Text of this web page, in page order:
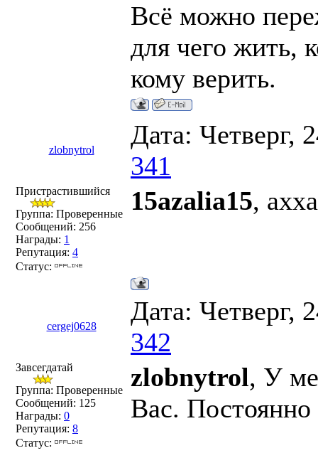
Всё можно
для чего жить,
кому верить.
zlobnytrol
Дата: Четверг,
341
Пристрастившийся
Группа: Проверенные
Сообщений: 256
Награды: 1
Репутация: 4
Статус:
15azalia15,
cergej0628
Дата: Четверг,
342
Завсегдатай
Группа: Проверенные
Сообщений: 125
Награды: 0
Репутация: 8
Статус:
zlobnytrol, У
Вас. Постоянно